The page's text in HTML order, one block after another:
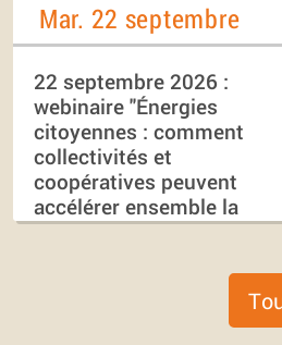
Mar. 22 septembre
22 septembre 2026 :
webinaire "Énergies
citoyennes : comment
collectivités et
coopératives peuvent
accélérer ensemble la
transition énergétique